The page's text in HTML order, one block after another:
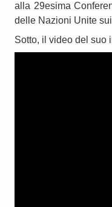
alla 29esima
delle Nazioni Unite
Sotto, il video del suo